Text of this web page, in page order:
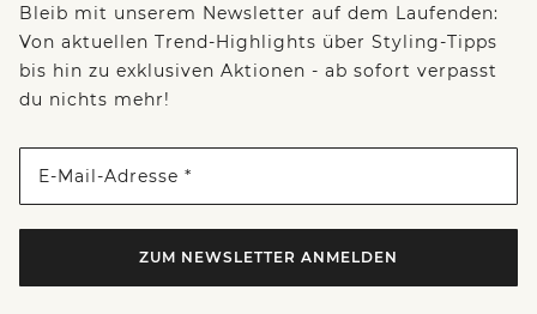
Bleib mit unserem Newsletter auf dem Laufenden:
Von aktuellen Trend-Highlights über Styling-Tipps
bis hin zu exklusiven Aktionen - ab sofort verpasst
du nichts mehr!
E-Mail-Adresse *
ZUM NEWSLETTER ANMELDEN